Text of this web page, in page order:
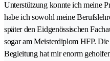
Unterstützung konnte ich meine
habe ich sowohl meine
später den Eidgenössischen
sogar am Meisterdiplom HFP.
Begleitung hat mir enorm